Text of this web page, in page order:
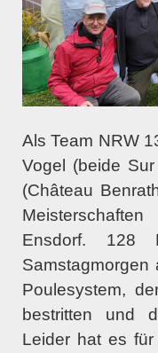
Als Team NRW
Vogel (beide
(Château
Ensdorf. 128
Samstagmorgen
Poulesystem,
bestritten und
Leider hat es